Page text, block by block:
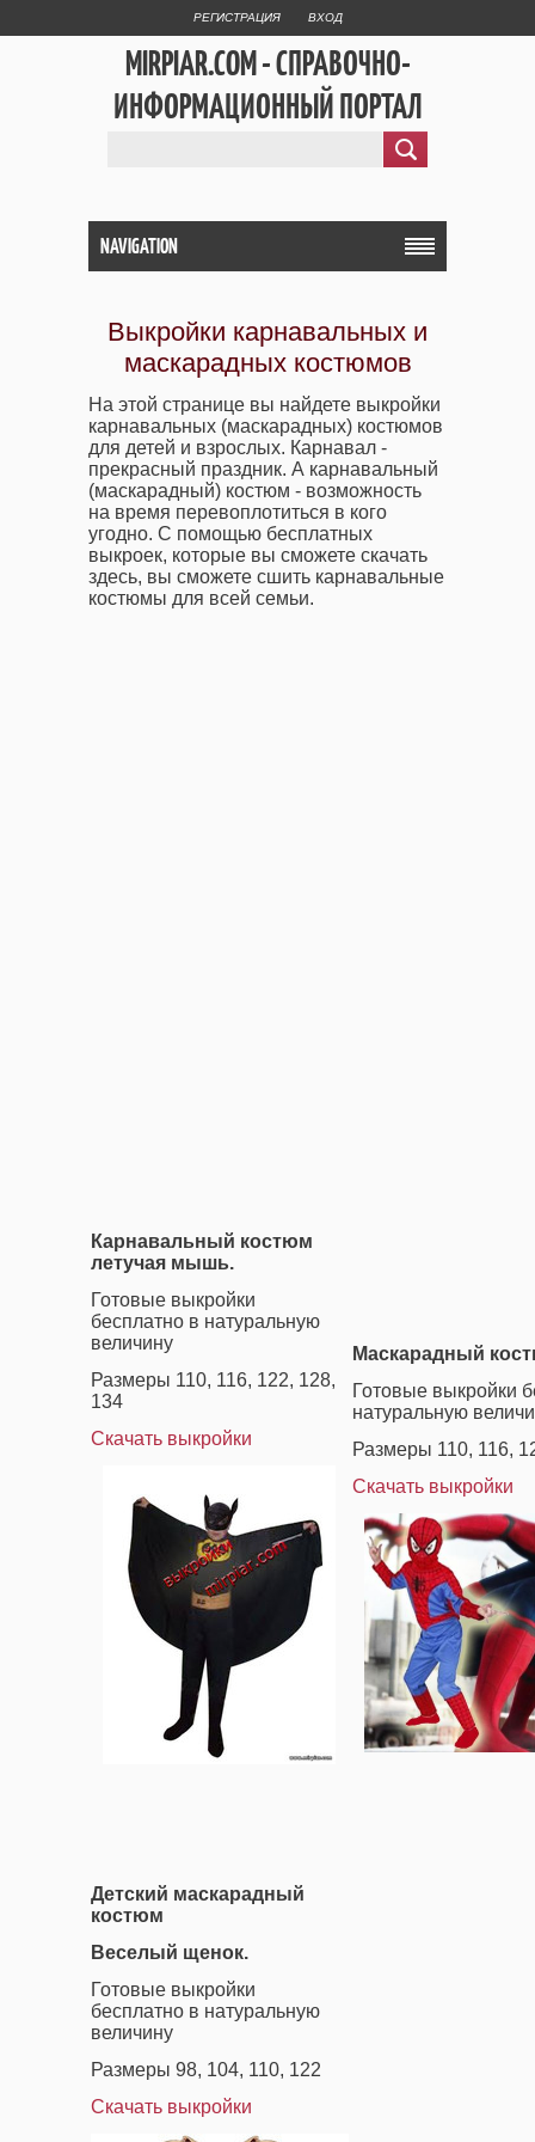
РЕГИСТРАЦИЯ ВХОД
MIRPIAR.COM - СПРАВОЧНО-
ИНФОРМАЦИОННЫЙ ПОРТАЛ
NAVIGATION
Выкройки карнавальных и
маскарадных костюмов
На этой странице вы найдете выкройки
карнавальных (маскарадных) костюмов
для детей и взрослых. Карнавал -
прекрасный праздник. А карнавальный
(маскарадный) костюм - возможность
на время перевоплотиться в кого
угодно. С помощью бесплатных
выкроек, которые вы сможете скачать
здесь, вы сможете сшить карнавальные
костюмы для всей семьи.
Карнавальный костюм
летучая мышь.
Готовые выкройки
бесплатно в натуральную
величину
Размеры 110, 116, 122, 128,
134
Скачать выкройки
Маскарадный
Готовые выкройки
натуральную
Размеры 110, 116,
Скачать выкройки
Детский маскарадный
костюм
Веселый щенок.
Готовые выкройки
бесплатно в натуральную
величину
Размеры 98, 104, 110, 122
Скачать выкройки